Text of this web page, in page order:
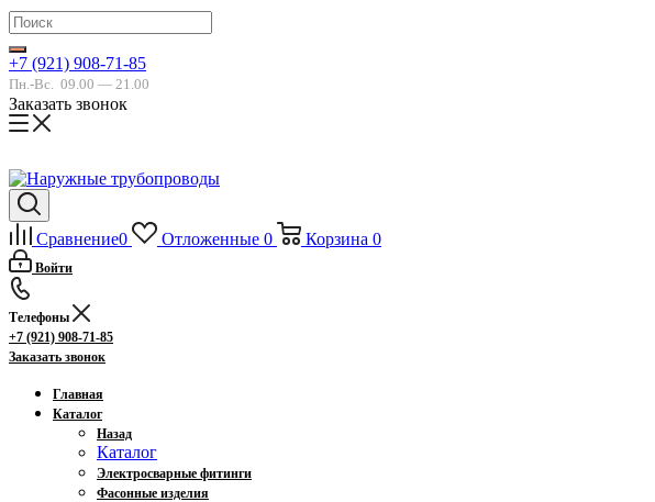
+7 (921) 908-71-85
Пн.-Вс. 09.00 — 21.00
Заказать звонок
Сравнение0 Отложенные 0 Корзина 0
Войти
Телефоны
+7 (921) 908-71-85
Заказать звонок
Главная
Каталог
Назад
Каталог
Электросварные фитинги
Фасонные изделия